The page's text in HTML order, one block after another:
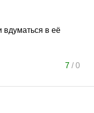
вдуматься в её
7/0